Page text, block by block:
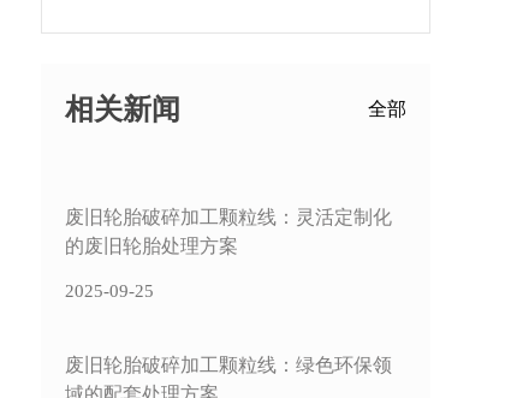
相关新闻 全部
废旧轮胎破碎加工颗粒线：灵活定制化
的废旧轮胎处理方案
2025-09-25
废旧轮胎破碎加工颗粒线：绿色环保领
域的配套处理方案